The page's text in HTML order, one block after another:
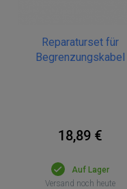
Reparaturset für
Begrenzungskabel
18,89 €
Auf Lager
Versand noch heute